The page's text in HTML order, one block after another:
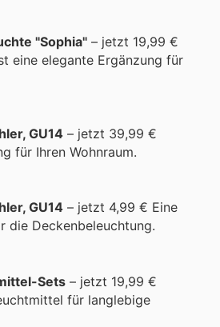
"Sophia" – jetzt 19,99 €
eine elegante Ergänzung für
GU14 – jetzt 39,99 €
für Ihren Wohnraum.
GU14 – jetzt 4,99 € Eine
die Deckenbeleuchtung.
Sets – jetzt 19,99 €
für langlebige